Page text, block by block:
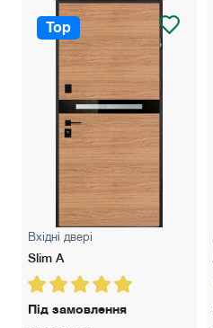
Top
Вхідні двері
Slim A
Під замовлення